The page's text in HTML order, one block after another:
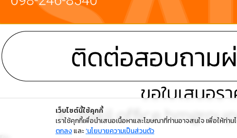
เว็บไซต์นี้ใช้คุกกี้
เราใช้คุกกี้เพื่อนำเสนอเนื้อหาและโฆษณาที่ท่านอาจสนใจ เพื่อให้
ตกลงและ‘นโยบายความเป็นส่วนตัว